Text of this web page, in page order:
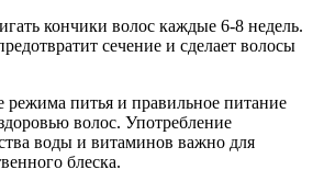
кончики волос каждые 6-8 недель.
сечение и сделает волосы
режима питья и правильное питание
волос. Употребление
воды и витаминов важно для
блеска.